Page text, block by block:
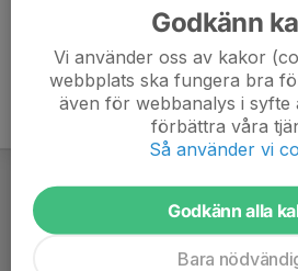
Godkänn
Vi använder oss av kakor
webbplats ska fungera bra
även för webbanalys i syfte
förbättra våra
Så använder vi
Godkänn alla
Bara